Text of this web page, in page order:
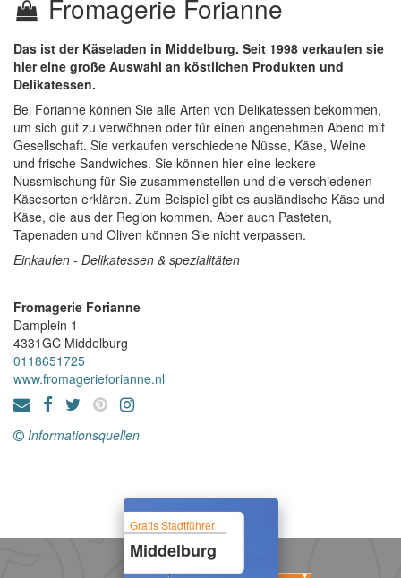
Fromagerie Forianne
Das ist der Käseladen in Middelburg. Seit 1998 verkaufen sie
hier eine große Auswahl an köstlichen Produkten und
Delikatessen.
Bei Forianne können Sie alle Arten von Delikatessen bekommen,
um sich gut zu verwöhnen oder für einen angenehmen Abend mit
Gesellschaft. Sie verkaufen verschiedene Nüsse, Käse, Weine
und frische Sandwiches. Sie können hier eine leckere
Nussmischung für Sie zusammenstellen und die verschiedenen
Käsesorten erklären. Zum Beispiel gibt es ausländische Käse und
Käse, die aus der Region kommen. Aber auch Pasteten,
Tapenaden und Oliven können Sie nicht verpassen.
Einkaufen - Delikatessen & spezialitäten
Fromagerie Forianne
Damplein 1
4331GC Middelburg
0118651725
www.fromagerieforianne.nl
Informationsquellen
Gratis Stadtführer
Middelburg